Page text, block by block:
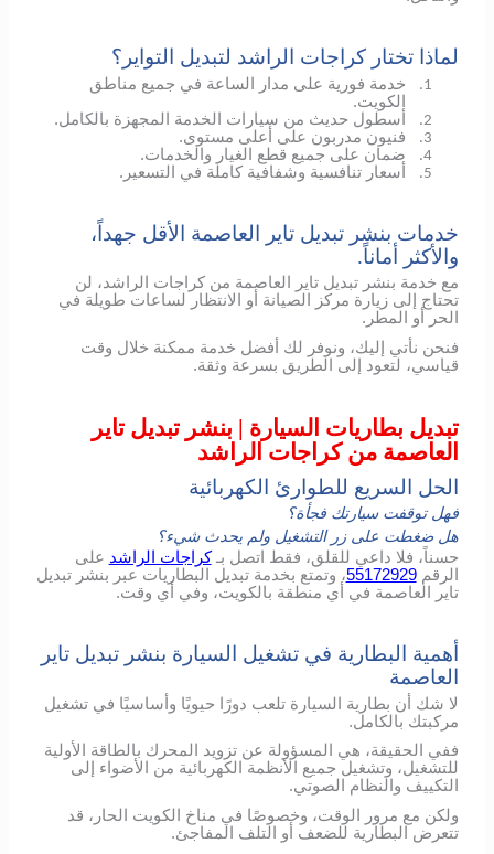
لماذا تختار كراجات الراشد لتبديل التواير؟
1.
خدمة فورية على مدار الساعة في جميع مناطق
الكويت.
2. أسطول حديث من سيارات الخدمة المجهزة بالكامل.
3. فنيون مدربون على أعلى مستوى.
4. ضمان على جميع قطع الغيار والخدمات.
5. أسعار تنافسية وشفافية كاملة في التسعير.
خدمات بنشر تبديل تاير العاصمة الأقل جهداً،
والأكثر أماناً.
مع خدمة بنشر تبديل تاير العاصمة من كراجات الراشد، لن
تحتاج إلى زيارة مركز الصيانة أو الانتظار لساعات طويلة في
الحر أو المطر.
فنحن نأتي إليك، ونوفر لك أفضل خدمة ممكنة خلال وقت
قياسي، لتعود إلى الطريق بسرعة وثقة.
تبديل بطاريات السيارة | بنشر تبديل تاير
العاصمة من كراجات الراشد
الحل السريع للطوارئ الكهربائية
فهل توقفت سيارتك فجأة؟
هل ضغطت على زر التشغيل ولم يحدث شيء؟
حسناً، فلا داعي للقلق، فقط اتصل بـكراجات الراشد على
الرقم55172929، وتمتع بخدمة تبديل البطاريات عبر بنشر تبديل
تاير العاصمة في أي منطقة بالكويت، وفي أي وقت.
أهمية البطارية في تشغيل السيارة بنشر تبديل تاير
العاصمة
لا شك أن بطارية السيارة تلعب دورًا حيويًا وأساسيًا في تشغيل
مركبتك بالكامل.
ففي الحقيقة، هي المسؤولة عن تزويد المحرك بالطاقة الأولية
للتشغيل، وتشغيل جميع الأنظمة الكهربائية من الأضواء إلى
التكييف والنظام الصوتي.
ولكن مع مرور الوقت، وخصوصًا في مناخ الكويت الحار، قد
تتعرض البطارية للضعف أو التلف المفاجئ.